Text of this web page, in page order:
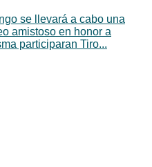
se llevará a cabo una
amistoso en honor a
participaran Tiro...